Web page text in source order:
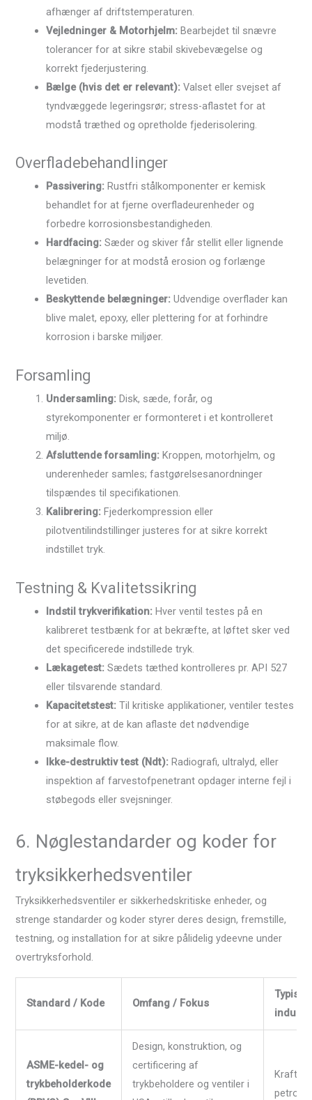
afhænger af driftstemperaturen.
Vejledninger & Motorhjelm: Bearbejdet til snævre
tolerancer for at sikre stabil skivebevægelse og
korrekt fjederjustering.
Bælge (hvis det er relevant): Valset eller svejset af
tyndvæggede legeringsrør; stress-aflastet for at
modstå træthed og opretholde fjederisolering.
Overfladebehandlinger
Passivering: Rustfri stålkomponenter er kemisk
behandlet for at fjerne overfladeurenheder og
forbedre korrosionsbestandigheden.
Hardfacing: Sæder og skiver får stellit eller lignende
belægninger for at modstå erosion og forlænge
levetiden.
Beskyttende belægninger: Udvendige overflader kan
blive malet, epoxy, eller plettering for at forhindre
korrosion i barske miljøer.
Forsamling
Undersamling: Disk, sæde, forår, og
styrekomponenter er formonteret i et kontrolleret
miljø.
Afsluttende forsamling: Kroppen, motorhjelm, og
underenheder samles; fastgørelsesanordninger
tilspændes til specifikationen.
Kalibrering: Fjederkompression eller
pilotventilindstillinger justeres for at sikre korrekt
indstillet tryk.
Testning & Kvalitetssikring
Indstil trykverifikation: Hver ventil testes på en
kalibreret testbænk for at bekræfte, at løftet sker ved
det specificerede indstillede tryk.
Lækagetest: Sædets tæthed kontrolleres pr. API 527
eller tilsvarende standard.
Kapacitetstest: Til kritiske applikationer, ventiler testes
for at sikre, at de kan aflaste det nødvendige
maksimale flow.
Ikke-destruktiv test (Ndt): Radiografi, ultralyd, eller
inspektion af farvestofpenetrant opdager interne fejl i
støbegods eller svejsninger.
6. Nøglestandarder og koder for
tryksikkerhedsventiler
Tryksikkerhedsventiler er sikkerhedskritiske enheder, og
strenge standarder og koder styrer deres design, fremstille,
testning, og installation for at sikre pålidelig ydeevne under
overtryksforhold.
Standard / Kode Omfang / Fokus
Typisk
ASME-kedel- og
trykbeholderkode
Design, konstruktion, og
certificering af
trykbeholdere og ventiler i